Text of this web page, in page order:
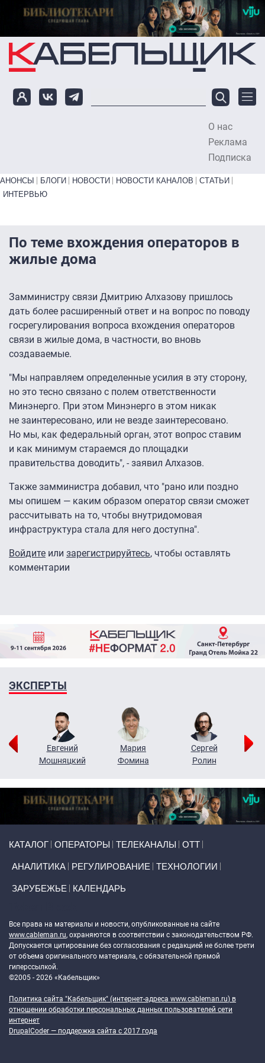
Перейти к основному содержанию
О нас
Реклама
Подписка
Primary links bottom
АНОНСЫ БЛОГИ НОВОСТИ НОВОСТИ КАНАЛОВ
СТАТЬИ
ИНТЕРВЬЮ
По теме вхождения операторов в
жилые дома
Замминистру связи Дмитрию Алхазову пришлось
дать более расширенный ответ и на вопрос по поводу
госрегулирования вопроса вхождения операторов
связи в жилые дома, в частности, во вновь
создаваемые.
"Мы направляем определенные усилия в эту сторону,
но это тесно связано с полем ответственности
Минэнерго. При этом Минэнерго в этом никак
не заинтересовано, или не везде заинтересовано.
Но мы, как федеральный орган, этот вопрос ставим
и как минимум стараемся до площадки
правительства доводить", - заявил Алхазов.
Также замминистра добавил, что "рано или поздно
мы опишем — каким образом оператор связи сможет
рассчитывать на то, чтобы внутридомовая
инфраструктура стала для него доступна".
Войдите или зарегистрируйтесь, чтобы оставлять
комментарии
ЭКСПЕРТЫ
Евгений
Мошняцкий
Мария
Фомина
Сергей
Ролин
КАТАЛОГ ОПЕРАТОРЫ ТЕЛЕКАНАЛЫ ОТТ
АНАЛИТИКА РЕГУЛИРОВАНИЕ ТЕХНОЛОГИИ
ЗАРУБЕЖЬЕ КАЛЕНДАРЬ
Все права на материалы и новости, опубликованные на сайте
www.cableman.ru, охраняются в соответствии с законодательством РФ.
Допускается цитирование без согласования с редакцией не более трети
от объема оригинального материала, с обязательной прямой
гиперссылкой.
©2005 - 2026 «Кабельщик»
Политика сайта "Кабельщик" (интернет-адреса www.cableman.ru) в
отношении обработки персональных данных пользователей сети
интернет
DrupalCoder — поддержка сайта c 2017 года